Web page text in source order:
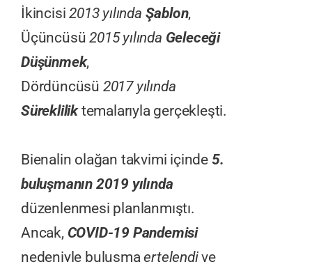
İkincisi2013 yılında Şablon,
Üçüncüsü2015 yılında Geleceği
Düşünmek,
Dördüncüsü 2017 yılında
Sürekliliktemalarıyla gerçekleşti.
Bienalin olağan takvimi içinde 5.
buluşmanın 2019 yılında
düzenlenmesi planlanmıştı.
Ancak, COVID-19 Pandemisi
nedeniyle buluşmaertelendive